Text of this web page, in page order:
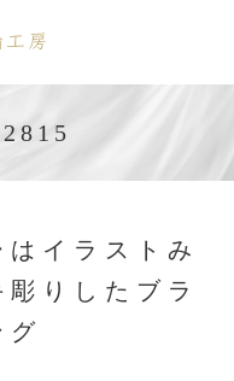
イラストみ
りしたブラ
グ